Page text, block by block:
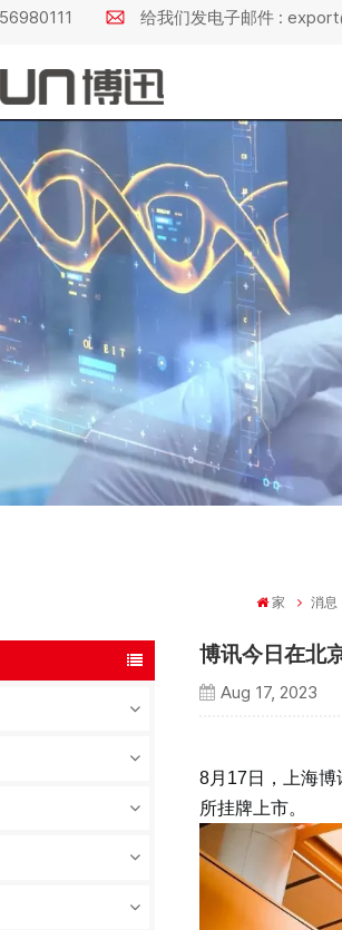
给我们发电子邮件 :
家 消息
博讯今日在北
Aug 17, 2023
8月17日，上海博
所挂牌上市。